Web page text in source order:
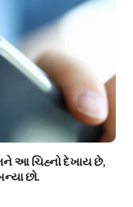
આ ચિહ્નો દેખાય છે,
છો.